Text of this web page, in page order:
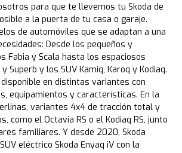
para que te llevemos tu Skoda de
a la puerta de tu casa o garaje.
de automóviles que se adaptan a una
Desde los pequeños y
Fabia y Scala hasta los espaciosos
Superb y los SUV Kamiq, Karoq y Kodiaq.
en distintas variantes con
equipamientos y características. En la
variantes 4x4 de tracción total y
como el Octavia RS o el Kodiaq RS, junto
familiares. Y desde 2020, Skoda
eléctrico Skoda Enyaq iV con la